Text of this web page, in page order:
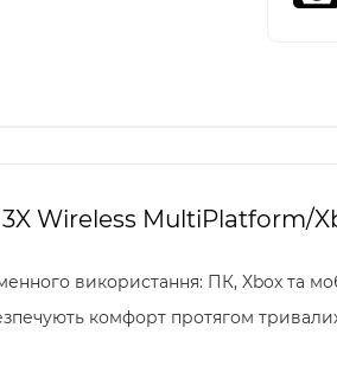
3X Wireless
використання: ПК, Xbox та
комфорт протягом